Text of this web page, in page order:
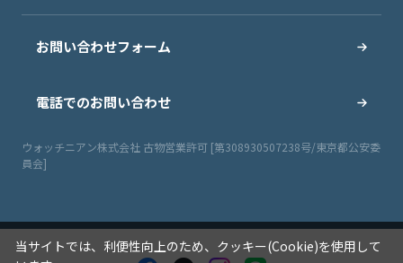
お問い合わせフォーム
電話でのお問い合わせ
ウォッチニアン株式会社 古物営業許可 [第308930507238号/東京都公安委
員会]
当サイトでは、利便性向上のため、クッキー(Cookie)を使用して